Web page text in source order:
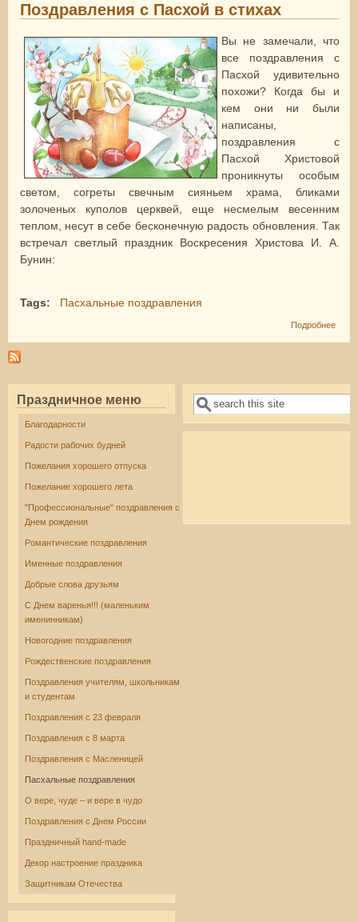
Поздравления с Пасхой в стихах
Вы не замечали, что
все поздравления с
Пасхой удивительно
похожи? Когда бы и
кем они ни были
написаны,
поздравления с
Пасхой Христовой
проникнуты особым
светом, согреты свечным сияньем храма, бликами
золоченых куполов церквей, еще несмелым весенним
теплом, несут в себе бесконечную радость обновления. Так
встречал светлый праздник Воскресения Христова И. А.
Бунин:
Tags: Пасхальные поздравления
Подробнеео
Праздничное меню
Благодарности
Радости рабочих будней
Пожелания хорошего отпуска
Пожелание хорошего лета
"Профессиональные" поздравления с
Днем рождения
Романтические поздравления
Именные поздравления
Добрые слова друзьям
С Днем варенья!!! (маленьким
именинникам)
Новогодние поздравления
Рождественские поздравления
Поздравления учителям, школьникам
и студентам
Поздравления с 23 февраля
Поздравления с 8 марта
Поздравления с Масленицей
Пасхальные поздравления
О вере, чуде – и вере в чудо
Поздравления с Днем России
Праздничный hand-made
Декор настроение праздника
Защитникам Отечества
Форма поиска
Поиск